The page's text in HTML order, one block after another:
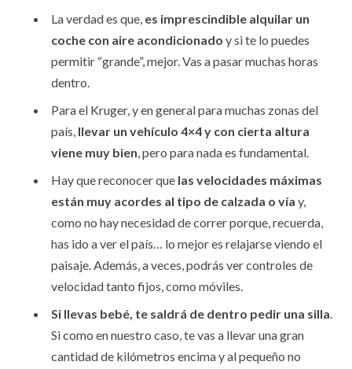
La verdad es que, es imprescindible alquilar un
coche con aire acondicionado y si te lo puedes
permitir “grande”, mejor. Vas a pasar muchas horas
dentro.
Para el Kruger, y en general para muchas zonas del
país, llevar un vehículo 4×4 y con cierta altura
viene muy bien, pero para nada es fundamental.
Hay que reconocer que las velocidades máximas
están muy acordes al tipo de calzada o vía y,
como no hay necesidad de correr porque, recuerda,
has ido a ver el país… lo mejor es relajarse viendo el
paisaje. Además, a veces, podrás ver controles de
velocidad tanto fijos, como móviles.
Si llevas bebé, te saldrá de dentro pedir una silla.
Si como en nuestro caso, te vas a llevar una gran
cantidad de kilómetros encima y al pequeño no